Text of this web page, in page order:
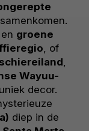
en groene
, of
,
Wayuu-
decor.
diep in de